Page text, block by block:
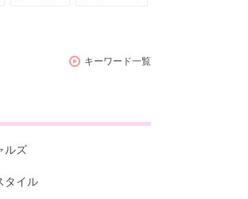
キーワード一覧
ルズ
タイル